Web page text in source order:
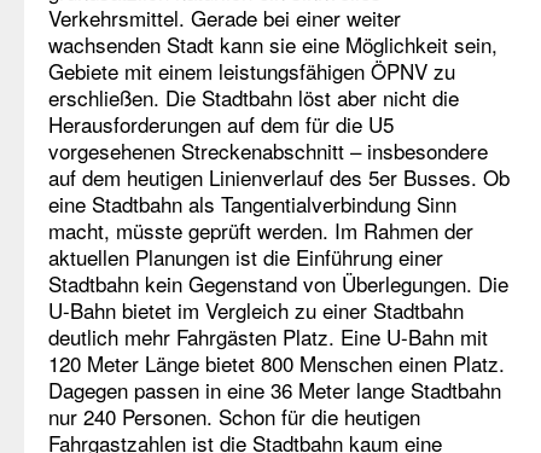
Verkehrsmittel. Gerade bei einer weiter
wachsenden Stadt kann sie eine Möglichkeit sein,
Gebiete mit einem leistungsfähigen ÖPNV zu
erschließen. Die Stadtbahn löst aber nicht die
Herausforderungen auf dem für die U5
vorgesehenen Streckenabschnitt – insbesondere
auf dem heutigen Linienverlauf des 5er Busses. Ob
eine Stadtbahn als Tangentialverbindung Sinn
macht, müsste geprüft werden. Im Rahmen der
aktuellen Planungen ist die Einführung einer
Stadtbahn kein Gegenstand von Überlegungen. Die
U-Bahn bietet im Vergleich zu einer Stadtbahn
deutlich mehr Fahrgästen Platz. Eine U-Bahn mit
120 Meter Länge bietet 800 Menschen einen Platz.
Dagegen passen in eine 36 Meter lange Stadtbahn
nur 240 Personen. Schon für die heutigen
Fahrgastzahlen ist die Stadtbahn kaum eine